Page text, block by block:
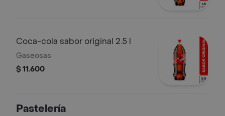
Coca-cola sabor original 2.5 l
Gaseosas
$ 11.600
Pastelería